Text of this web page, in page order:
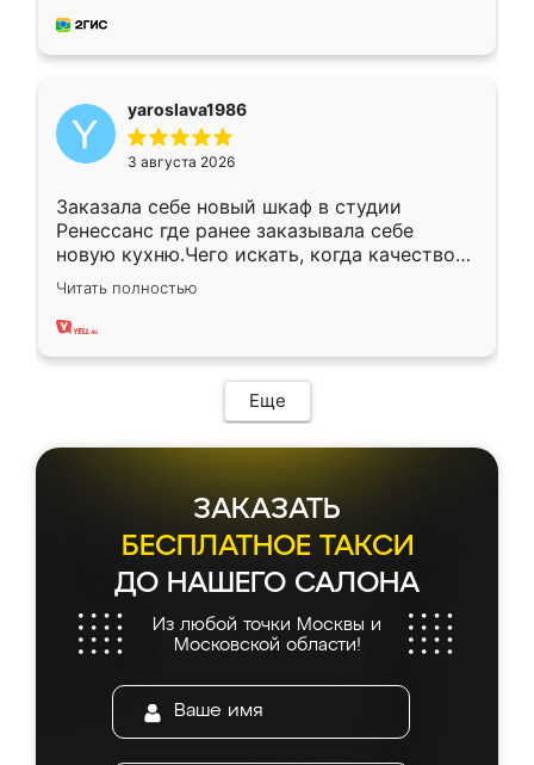
мебель за качественную работу!
yaroslava1986
3 августа 2026
Заказала себе новый шкаф в студии
Ренессанс где ранее заказывала себе
новую кухню.Чего искать, когда качеством
вполне довольна. Служит кухня уже почти
два года, нареканий нет.
Читать полностью
Еще
ЗАКАЗАТЬ
БЕСПЛАТНОЕ ТАКСИ
ДО НАШЕГО САЛОНА
Из любой точки Москвы и
Московской области!